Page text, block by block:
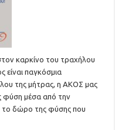
καρκίνο του τραχήλου
είναι παγκόσμια
της μήτρας, η ΑΚΟΣ μας
φύση μέσα από την
το δώρο της φύσης που